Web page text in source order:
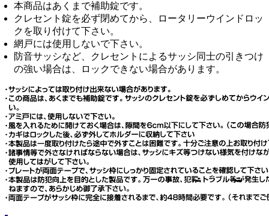
本商品はあくまで補助錠です。
クレセント錠を必ず閉めてから、ロータリーウインドロッ
クを取り付けて下さい。
網戸には使用しないで下さい。
防音サッシなど、クレセントによるサッシ同士の引きつけ
の強い場合は、ロックできない場合があります。